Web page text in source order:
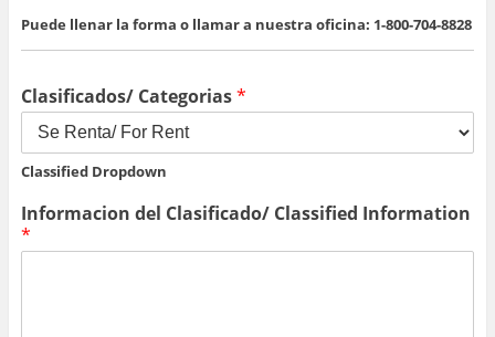
Puede llenar la forma o llamar a nuestra oficina: 1-800-704-8828
Clasificados/ Categorias*
Classified Dropdown
Informacion del Clasificado/ Classified Information
*